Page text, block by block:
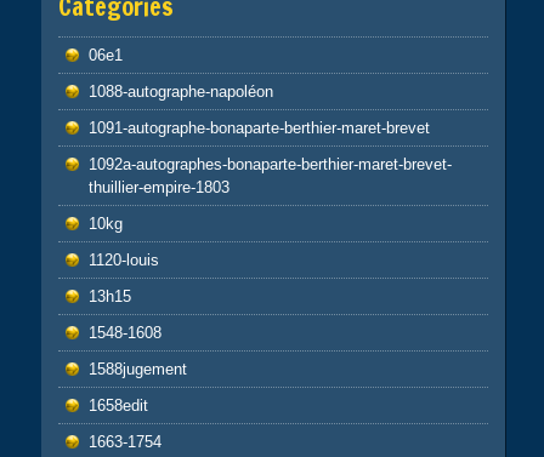
06e1
1088-autographe-napoléon
1091-autographe-bonaparte-berthier-maret-brevet
1092a-autographes-bonaparte-berthier-maret-brevet-
thuillier-empire-1803
10kg
1120-louis
13h15
1548-1608
1588jugement
1658edit
1663-1754